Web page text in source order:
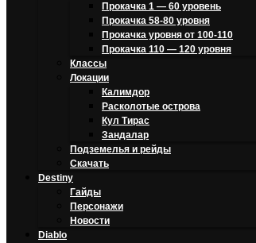
Прокачка 1 — 60 уровень
Прокачка 58-80 уровня
Прокачка уровня от 100-110
Прокачка 110 — 120 уровня
Классы
Локации
Калимдор
Расколотые острова
Кул Тирас
Зандалар
Подземелья и рейды
Скачать
Destiny
Гайды
Персонажи
Новости
Diablo